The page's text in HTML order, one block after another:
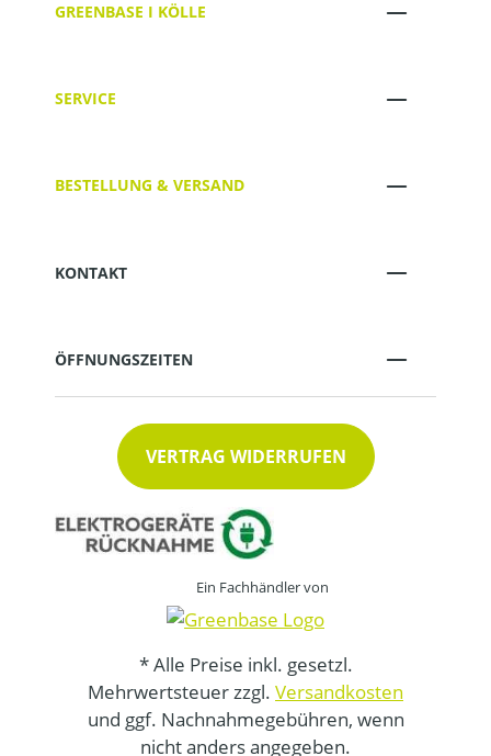
GREENBASE I KÖLLE
SERVICE
BESTELLUNG & VERSAND
KONTAKT
ÖFFNUNGSZEITEN
VERTRAG WIDERRUFEN
Ein Fachhändler von
* Alle Preise inkl. gesetzl.
Mehrwertsteuer zzgl. Versandkosten
und ggf. Nachnahmegebühren, wenn
nicht anders angegeben.